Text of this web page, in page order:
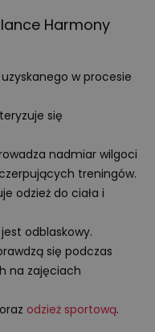
Harmony
w procesie
się
nadmiar wilgoci
treningów.
odzież do ciała i
odblaskowy.
się podczas
na zajęciach
oraz odzież sportową.